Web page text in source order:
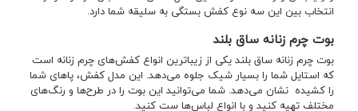
انتخاب بین این سه نوع کفش بستگی به سلیقه شما دارد.
بوت چرم زنانه ساق بلند
بوت چرم زنانه ساق بلند یکی از زیباترین انواع کفش‌های چرم زنانه است
که استایل شما را بسیار شیک جلوه می‌دهد‌. این مدل کفش، پاهای شما
را کشیده نشان می‌دهد. شما می‌توانید این بوت را در طرح‌ها و رنگ‌های
مختلف تهیه کنید و با انواع لباس‌ها ست کنید.